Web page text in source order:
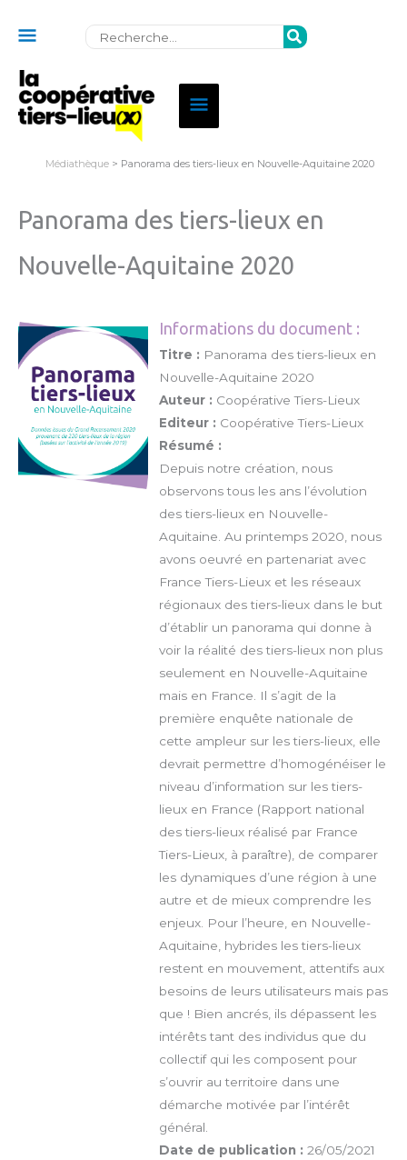
Rechercher:
de
l'en-
tête
Menu
principal
Médiathèque> Panorama des tiers-lieux en Nouvelle-Aquitaine 2020
Panorama des tiers-lieux en
Nouvelle-Aquitaine 2020
Informations du document :
Titre : Panorama des tiers-lieux en
Nouvelle-Aquitaine 2020
Auteur : Coopérative Tiers-Lieux
Editeur : Coopérative Tiers-Lieux
Résumé :
Depuis notre création, nous
observons tous les ans l’évolution
des tiers-lieux en Nouvelle-
Aquitaine. Au printemps 2020, nous
avons oeuvré en partenariat avec
France Tiers-Lieux et les réseaux
régionaux des tiers-lieux dans le but
d’établir un panorama qui donne à
voir la réalité des tiers-lieux non plus
seulement en Nouvelle-Aquitaine
mais en France. Il s’agit de la
première enquête nationale de
cette ampleur sur les tiers-lieux, elle
devrait permettre d’homogénéiser le
niveau d’information sur les tiers-
lieux en France (Rapport national
des tiers-lieux réalisé par France
Tiers-Lieux, à paraître), de comparer
les dynamiques d’une région à une
autre et de mieux comprendre les
enjeux. Pour l’heure, en Nouvelle-
Aquitaine, hybrides les tiers-lieux
restent en mouvement, attentifs aux
besoins de leurs utilisateurs mais pas
que ! Bien ancrés, ils dépassent les
intérêts tant des individus que du
collectif qui les composent pour
s’ouvrir au territoire dans une
démarche motivée par l’intérêt
général.
Date de publication : 26/05/2021